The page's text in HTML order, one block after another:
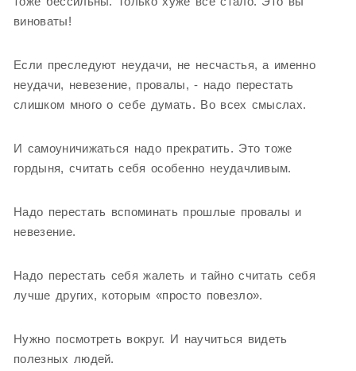
виноваты!
Если преследуют неудачи, не несчастья, а именно
неудачи, невезение, провалы, - надо перестать
слишком много о себе думать. Во всех смыслах.
И самоуничижаться надо прекратить. Это тоже
гордыня, считать себя особенно неудачливым.
Надо перестать вспоминать прошлые провалы и
невезение.
Надо перестать себя жалеть и тайно считать себя
лучше других, которым «просто повезло».
Нужно посмотреть вокруг. И научиться видеть
полезных людей.